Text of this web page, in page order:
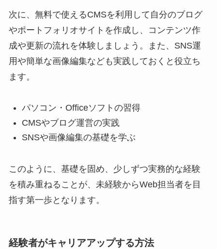
次に、無料で使えるCMSを利用して自分のブログ
やポートフォリオサイトを作成し、コンテンツ作
成や更新の流れを体験しましょう。また、SNS運
用や簡単な画像編集なども実践しておくと役立ち
ます。
パソコン・Officeソフトの習得
CMSやブログ運営の実践
SNSや画像編集の基礎を学ぶ
このように、基礎を固め、少しずつ実務的な経験
を積み重ねることが、未経験からWeb担当者を目
指す第一歩となります。
経験者がキャリアアップする方法